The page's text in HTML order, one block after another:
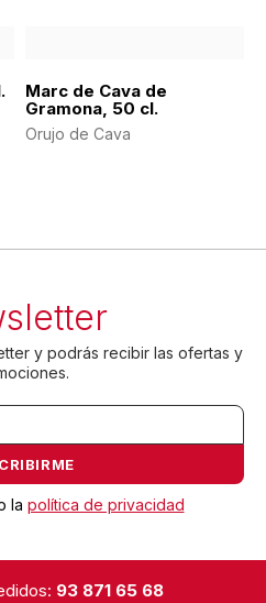
Marc de Cava de
Gramona, 50 cl.
Orujo de Cava
y podrás recibir las ofertas y
la política de privacidad
93 871 65 68